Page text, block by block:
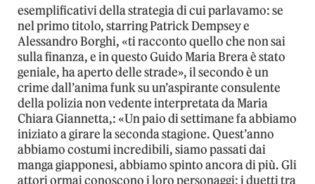
esemplificativi della strategia di cui parlavamo: se
nel primo titolo, starring Patrick Dempsey e
Alessandro Borghi, «ti racconto quello che non sai
sulla finanza, e in questo Guido Maria Brera è stato
geniale, ha aperto delle strade», il secondo è un
crime dall’anima funk su un’aspirante consulente
della polizia non vedente interpretata da Maria
Chiara Giannetta,: «Un paio di settimane fa abbiamo
iniziato a girare la seconda stagione. Quest’anno
abbiamo costumi incredibili, siamo passati dai
manga giapponesi, abbiamo spinto ancora di più. Gli
attori ormai conoscono i loro personaggi: i duetti tra